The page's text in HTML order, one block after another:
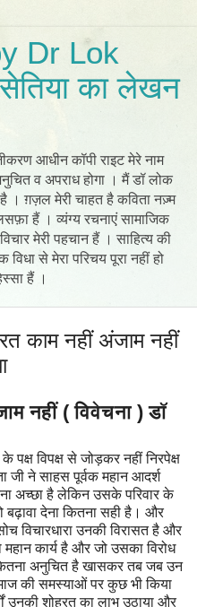
Dr Lok
का लेखन
आधीन कॉपी राइट मेरे नाम
व अपराध होगा । मैं डॉ लोक
। ग़ज़ल मेरी चाहत है कविता नज़्म
हैं । व्यंग्य रचनाएं सामाजिक
मेरी पहचान हैं । साहित्य की
से मेरा परिचय पूरा नहीं हो
हैं ।
काम नहीं अंजाम नहीं
नहीं ( विवेचना ) डॉ
विपक्ष से जोड़कर नहीं निरपेक्ष
जी ने साहस पूर्वक महान आदर्श
अच्छा है लेकिन उसके परिवार के
बढ़ावा देना कितना सही है। और
विचारधारा उनकी विरासत है और
कार्य है और जो उसका विरोध
अनुचित है खासकर तब जब उन
की समस्याओं पर कुछ भी किया
उनकी शोहरत का लाभ उठाया और